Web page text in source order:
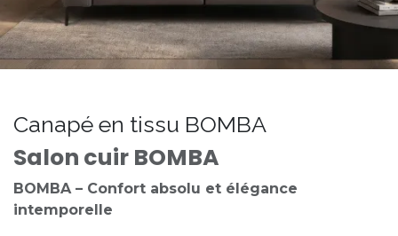
Canapé en tissu BOMBA
Salon cuir BOMBA
BOMBA – Confort absolu et élégance
intemporelle